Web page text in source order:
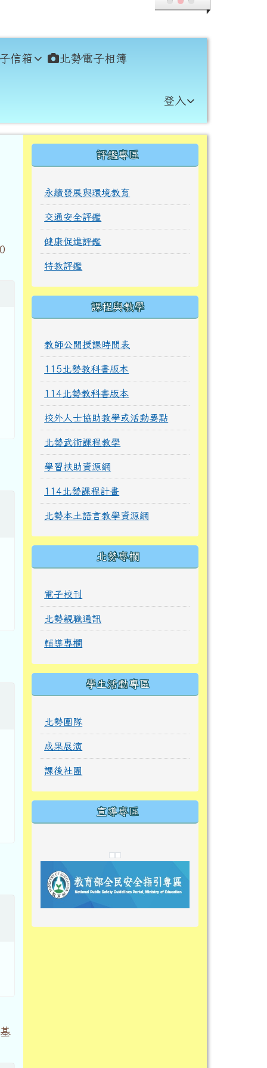
信箱 北勢電子相簿
登入
右邊區域內容
評鑑專區
永續發展與環境教育
交通安全評鑑
健康促進評鑑
特教評鑑
課程與教學
教師公開授課時間表
115北勢教科書版本
114北勢教科書版本
校外人士協助教學或活動要點
北勢武術課程教學
學習扶助資源網
114北勢課程計畫
北勢本土語言教學資源網
北勢專欄
電子校刊
北勢親職通訊
輔導專欄
學生活動專區
北勢團隊
成果展演
課後社團
宣導專區
link to https://
link to https://eliteracy.edu.tw/
link to https://
link to https://10000.gov.tw/
link to https://eliteracy.edu.tw/
link to https://10000.gov.tw/
link to https://
link to https://
link to https://i.win.org.tw/
link to https://
link to https://
link to https://
link to https://